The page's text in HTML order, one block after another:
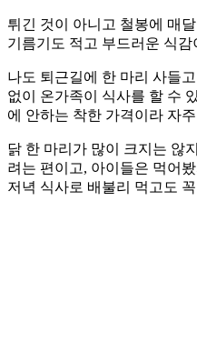
튀긴 것이 아니고 철봉에 매
기름기도 적고 부드러운 식
나도 퇴근길에 한 마리 사들
없이 온가족이 식사를 할 수
에 안하는 착한 가격이라 자
닭 한 마리가 많이 크지는 않
려는 편이고, 아이들은 먹어
저녁 식사로 배불리 먹고도